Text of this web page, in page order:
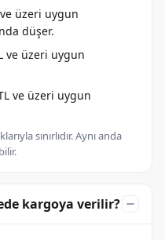
üzeri uygun
düşer.
ve üzeri uygun
ve üzeri uygun
sınırlıdır. Aynı anda
kargoya verilir?